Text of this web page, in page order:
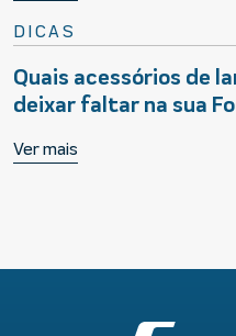
DICAS
Quais acessórios de
deixar faltar na sua
Ver mais